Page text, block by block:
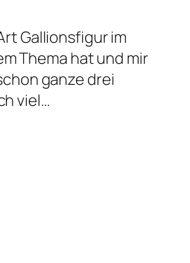
Gallionsfigur im
Thema hat und mir
ganze drei
viel…